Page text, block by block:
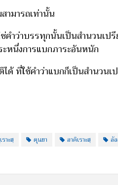
ามารถเท่านั้น
ำว่าบรรทุกนั้นเป็นสำนวนเป
นึ่งการแบกภาระอันหนัก
ที่ใช้คำว่าแบกก็เป็นสำนวนเ
ราะฮฺ ดุนยา อาคิเราะฮฺ อั